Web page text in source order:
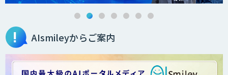
ローカル対応文書管理AIシステム
AIsmileyからご案内